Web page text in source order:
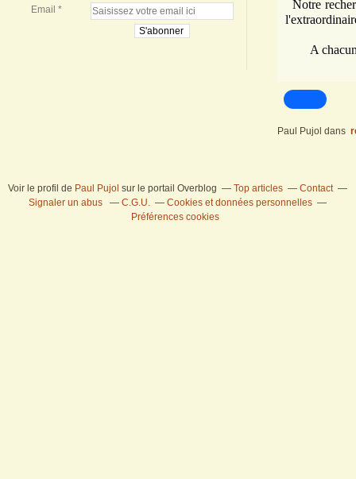
Email
Notre
A chacun
Paul Pujol dans
Voir le profil de Paul Pujol sur le portail Overblog Top articles
Contact
Signaler un abus
C.G.U.
Cookies et données personnelles
Préférences cookies